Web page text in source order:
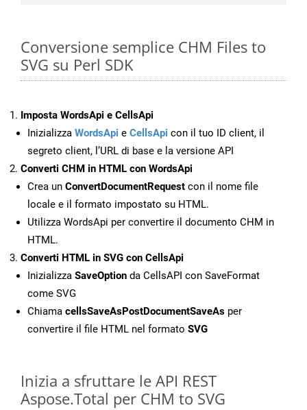
Conversione semplice CHM Files to
SVG su Perl SDK
Imposta WordsApi e CellsApi
Inizializza WordsApi e CellsApi con il tuo ID client, il
segreto client, l’URL di base e la versione API
Converti CHM in HTML con WordsApi
Crea un ConvertDocumentRequest con il nome file
locale e il formato impostato su HTML.
Utilizza WordsApi per convertire il documento CHM in
HTML.
Converti HTML in SVG con CellsApi
Inizializza SaveOption da CellsAPI con SaveFormat
come SVG
Chiama cellsSaveAsPostDocumentSaveAs per
convertire il file HTML nel formato SVG
Inizia a sfruttare le API REST
Aspose.Total per CHM to SVG